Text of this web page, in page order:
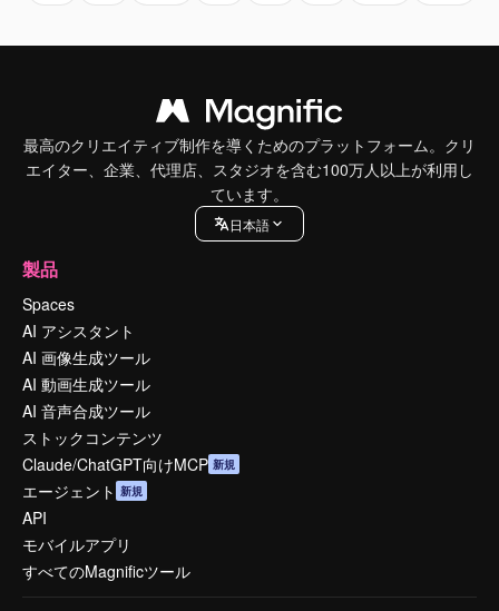
最高のクリエイティブ制作を導くためのプラットフォーム。クリ
エイター、企業、代理店、スタジオを含む100万人以上が利用し
ています。
日本語
製品
Spaces
AI アシスタント
AI 画像生成ツール
AI 動画生成ツール
AI 音声合成ツール
ストックコンテンツ
Claude/ChatGPT向けMCP 新規
エージェント 新規
API
モバイルアプリ
すべてのMagnificツール